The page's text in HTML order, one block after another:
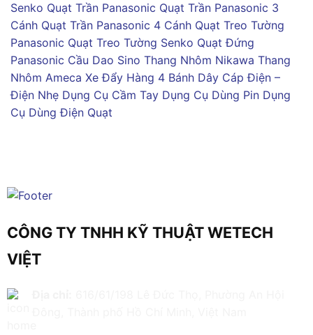
Senko Quạt Trần Panasonic Quạt Trần Panasonic 3
Cánh Quạt Trần Panasonic 4 Cánh Quạt Treo Tường
Panasonic Quạt Treo Tường Senko Quạt Đứng
Panasonic Cầu Dao Sino Thang Nhôm Nikawa Thang
Nhôm Ameca Xe Đẩy Hàng 4 Bánh Dây Cáp Điện –
Điện Nhẹ Dụng Cụ Cầm Tay Dụng Cụ Dùng Pin Dụng
Cụ Dùng Điện Quạt
CÔNG TY TNHH KỸ THUẬT WETECH
VIỆT